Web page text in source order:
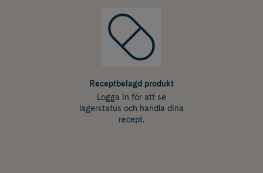
Receptbelagd produkt
Logga in för att se
lagerstatus och handla dina
recept.